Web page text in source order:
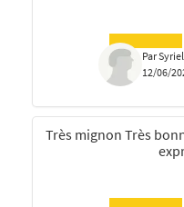
Par
12/06/
Très mignon Très